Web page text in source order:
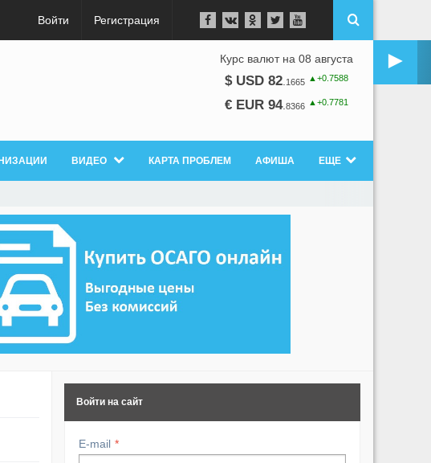
Войти Регистрация
►
Курс валют на 08 августа
$ USD 82 1665 ▲+0.7588
€ EUR 94. 8366 ▲+0.7781
ВИДЕО КАРТА ПРОБЛЕМ АФИША ЕЩЕ
Войти на сайт
E-mail